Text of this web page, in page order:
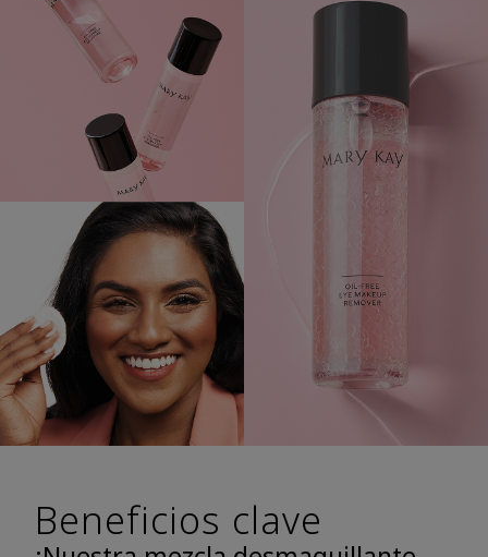
Beneficios clave